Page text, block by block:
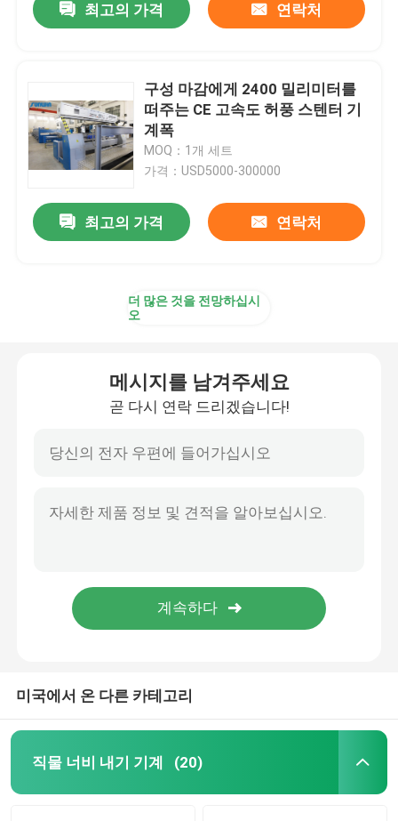
최고의 가격 연락처
구성 마감에게 2400 밀리미터를
떠주는 CE 고속도 허풍 스텐터 기
계폭
MOQ：1개 세트
가격：USD5000-300000
최고의 가격 연락처
더 많은 것을 전망하십시
오
메시지를 남겨주세요
곧 다시 연락 드리겠습니다!
미국에서 온 다른 카테고리
직물 너비 내기 기계 (20)